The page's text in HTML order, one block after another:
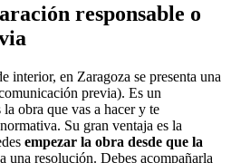
responsable o
interior, en Zaragoza se presenta una
previa). Es un
obra que vas a hacer y te
Su gran ventaja es la
empezar la obra desde que la
una resolución. Debes acompañarla